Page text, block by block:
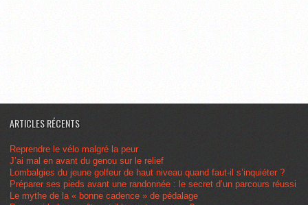
ARTICLES RÉCENTS
Reprendre le vélo malgré la peur
J’ai mal en avant du genou sur le relief
Lombalgies du jeune golfeur de haut niveau quand faut-il s’inquiéter ?
Préparer ses pieds avant une randonnée : le secret d’un parcours réussi
Le mythe de la « bonne cadence » de pédalage